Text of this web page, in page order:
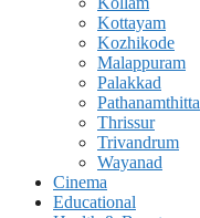
Kottayam
Kozhikode
Malappuram
Palakkad
Pathanamthitta
Thrissur
Trivandrum
Wayanad
Cinema
Educational